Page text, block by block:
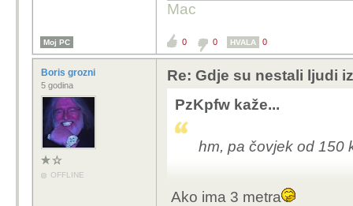
Mac
Moj PC 0 0 HVALA 0
Boris grozni
5 godina
OFFLINE
Re: Gdje su nestali ljudi
PzKpfw kaže...
hm, pa čovjek od 150
Ako ima 3 metra